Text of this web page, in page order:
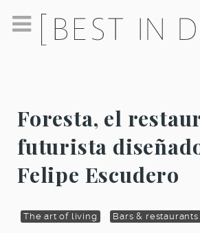
Foresta, el
futurista
Felipe Escudero
The art of living Bars & restaurants